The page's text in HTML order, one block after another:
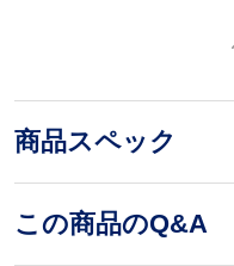
商品スペック
この商品のQ&A